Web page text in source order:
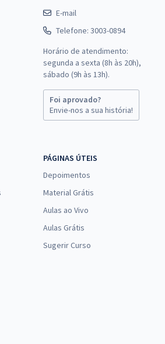
E-mail
Telefone: 3003-0894
Horário de atendimento:
segunda a sexta (8h às 20h),
sábado (9h às 13h).
Foi aprovado?
Envie-nos a sua história!
PÁGINAS ÚTEIS
Depoimentos
Material Grátis
Aulas ao Vivo
Aulas Grátis
Sugerir Curso